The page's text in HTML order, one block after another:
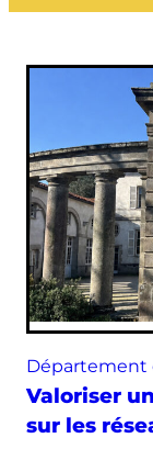
Département
Valoriser
sur les